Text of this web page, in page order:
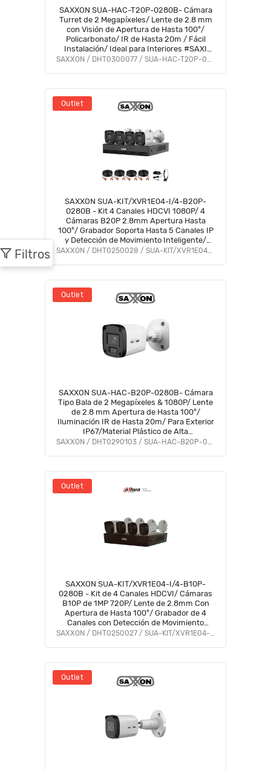
SAXXON SUA-HAC-T20P-0280B- Cámara
Turret de 2 Megapíxeles/ Lente de 2.8 mm
con Visión de Apertura de Hasta 100°/
Policarbonato/ IR de Hasta 20m / Fácil
Instalación/ Ideal para Interiores #SAXI
#VolSX
SAXXON / DHT0300077 / SUA-HAC-T20P-0280B
Outlet
SAXXON SUA-KIT/XVR1E04-I/4-B20P-
0280B - Kit 4 Canales HDCVI 1080P/ 4
Cámaras B20P 2.8mm Apertura Hasta
100°/ Grabador Soporta Hasta 5 Canales IP
y Detección de Movimiento Inteligente/
Policarbonato/ #LoNuevo #SAXI #GSA SAXXON / DHT0250028 / SUA-KIT/XVR1E04-I/4-B20P-0280B
Outlet
SAXXON SUA-HAC-B20P-0280B- Cámara
Tipo Bala de 2 Megapíxeles & 1080P/ Lente
de 2.8 mm Apertura de Hasta 100°/
Iluminación IR de Hasta 20m/ Para Exterior
IP67/Material Plástico de Alta
Duración/Funcionamiento en Modos CVI &SAXXON / DHT0290103 / SUA-HAC-B20P-0280B
Outlet
SAXXON SUA-KIT/XVR1E04-I/4-B10P-
0280B - Kit de 4 Canales HDCVI/ Cámaras
B10P de 1MP 720P/ Lente de 2.8mm Con
Apertura de Hasta 100°/ Grabador de 4
Canales con Detección de Movimiento
Inteligente/ Entradas y Salidas de Audio/SAXXON / DHT0250027 / SUA-KIT/XVR1E04-I/4-B10P-0280B
Outlet
Filtros